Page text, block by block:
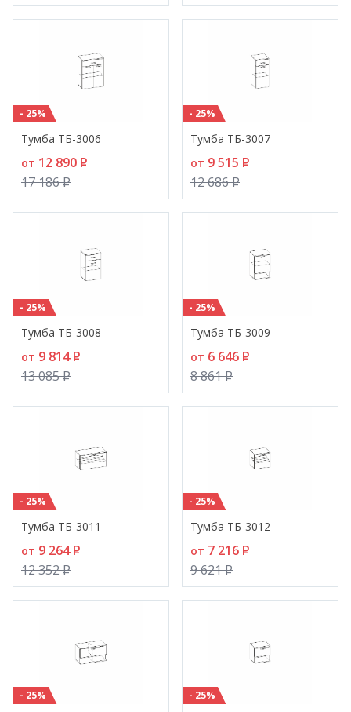
- 25%
Тумба ТБ-3006
от 12 890 P
17 186P
- 25%
Тумба ТБ-3007
от 9 515 P
12 686P
- 25%
Тумба ТБ-3008
от 9 814P
13 085P
- 25%
Тумба ТБ-3009
от 6 646 P
8 861P
- 25%
Тумба ТБ-3011
от 9 264P
12 352P
- 25%
Тумба ТБ-3012
от 7 216 P
9 621P
- 25% - 25%